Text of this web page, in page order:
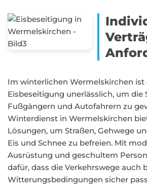
Im winterlichen Wermelskirchen ist
Eisbeseitigung unerlässlich, um die
Fußgängern und Autofahrern zu
Winterdienst in Wermelskirchen
Lösungen, um Straßen, Gehwege
Eis und Schnee zu befreien. Mit
Ausrüstung und geschultem
dafür, dass die Verkehrswege auch
Witterungsbedingungen sicher